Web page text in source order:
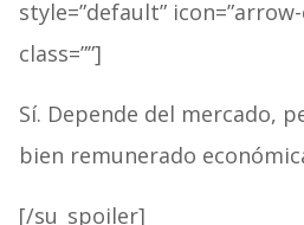
style=”default”
class=””]
Sí. Depende del mercado,
bien remunerado
[/su_spoiler]